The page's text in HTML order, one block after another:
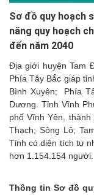
Sơ đồ quy hoạch
năng quy hoạch
đến năm 2040
Địa giới huyện Tam
Phía Tây Bắc giáp
Bình Xuyên; Phía
Dương. Tỉnh Vĩnh
phố Vĩnh Yên,
Thạch; Sông Lô;
Tỉnh có diện tích tự
hơn 1.154.154 người.
Thông tin Sơ đồ